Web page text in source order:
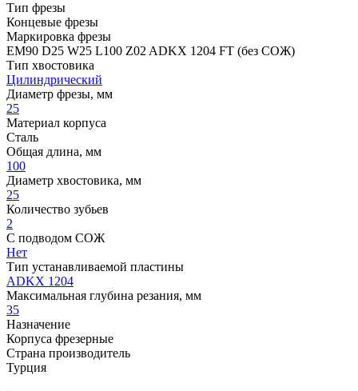
Тип фрезы
Концевые фрезы
Маркировка фрезы
EM90 D25 W25 L100 Z02 ADKX 1204 FT (без СОЖ)
Тип хвостовика
Цилиндрический
Диаметр фрезы, мм
25
Материал корпуса
Сталь
Общая длина, мм
100
Диаметр хвостовика, мм
25
Количество зубьев
2
С подводом СОЖ
Нет
Тип устанавливаемой пластины
ADKX 1204
Максимальная глубина резания, мм
35
Назначение
Корпуса фрезерные
Страна производитель
Турция